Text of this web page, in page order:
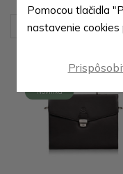
Zoradiť podľa:
Novinka
Pomocou tlačidla
nastavenie